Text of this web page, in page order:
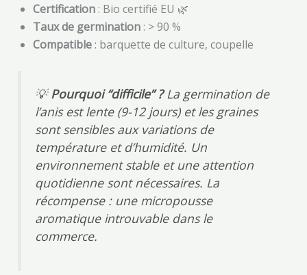
Certification : Bio certifié EU 🌿
Taux de germination : > 90 %
Compatible : barquette de culture, coupelle
💡Pourquoi “difficile” ?La germination de
l’anis est lente (9-12 jours) et les graines
sont sensibles aux variations de
température et d’humidité. Un
environnement stable et une attention
quotidienne sont nécessaires. La
récompense : une micropousse
aromatique introuvable dans le
commerce.